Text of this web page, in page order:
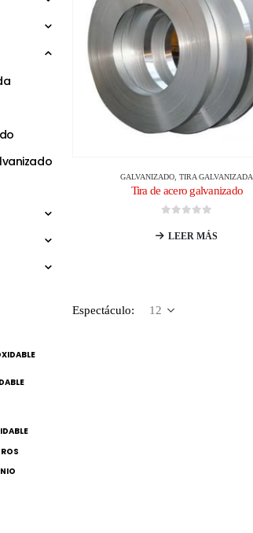
GALVANIZADO ,TIRA GALVANIZADA
Tira de acero galvanizado
LEER MÁS
Espectáculo: